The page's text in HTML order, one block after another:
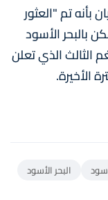
بأنه تم "العثور
بالبحر الأسود
الثالث الذي تعلن
الأخيرة.
البحر الأسود